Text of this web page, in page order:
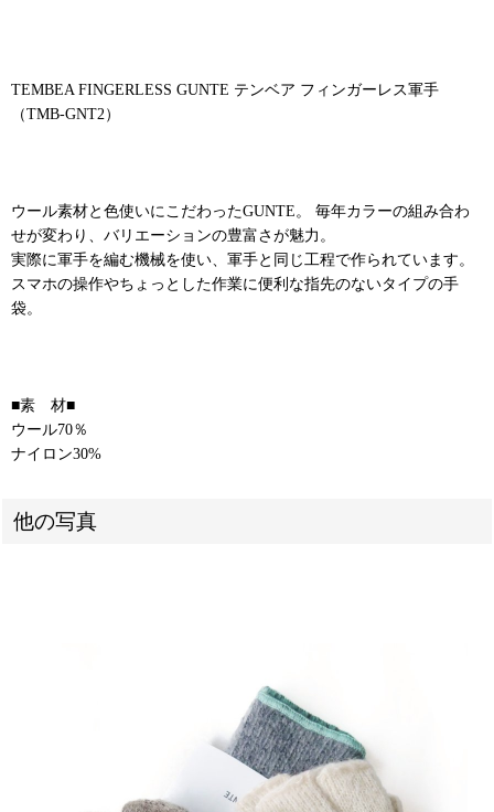
TEMBEA FINGERLESS GUNTE テンベア フィンガーレス軍手
（TMB-GNT2）
ウール素材と色使いにこだわったGUNTE。 毎年カラーの組み合わ
せが変わり、バリエーションの豊富さが魅力。
実際に軍手を編む機械を使い、軍手と同じ工程で作られています。
スマホの操作やちょっとした作業に便利な指先のないタイプの手
袋。
■素 材■
ウール70％
ナイロン30%
他の写真